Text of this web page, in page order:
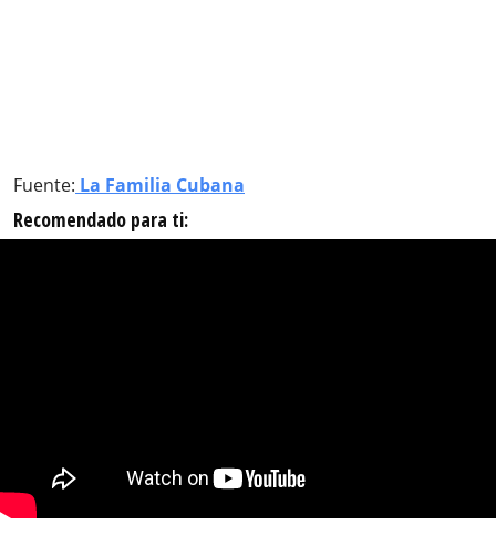
Fuente: La Familia Cubana
Recomendado para ti: